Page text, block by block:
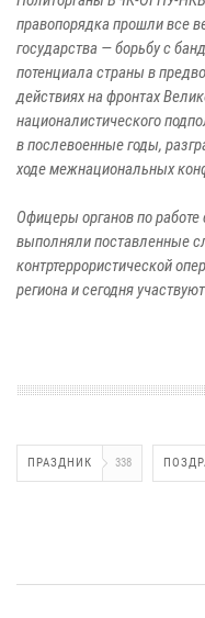
правопорядка прошли все
государства — борьбу с
потенциала страны в
действиях на фронтах
националистического
в послевоенные годы,
ходе межнациональных
Офицеры органов по
выполняли поставленные
контртеррористической
региона и сегодня
ПРАЗДНИК 338